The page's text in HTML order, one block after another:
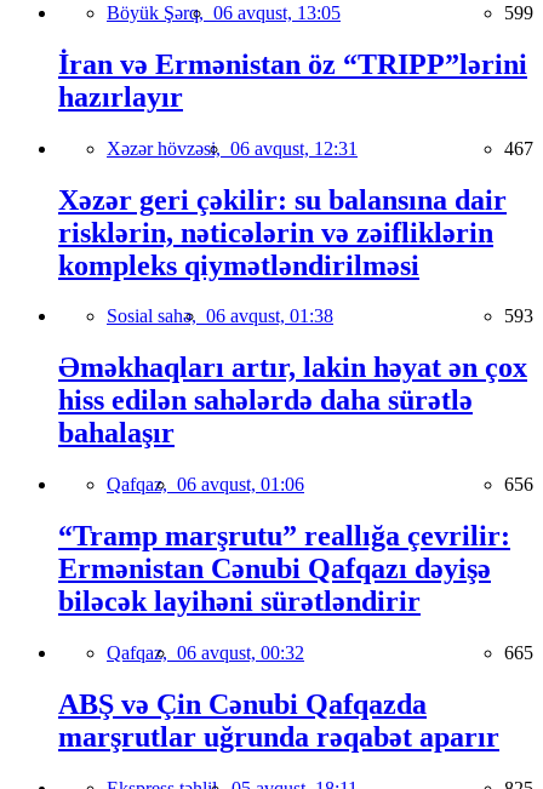
Böyük Şərq, 06 avqust, 13:05 599
İran və Ermənistan öz “TRIPP”lərini
hazırlayır
Xəzər hövzəsi, 06 avqust, 12:31 467
Xəzər geri çəkilir: su balansına dair
risklərin, nəticələrin və zəifliklərin
kompleks qiymətləndirilməsi
Sosial sahə, 06 avqust, 01:38 593
Əməkhaqları artır, lakin həyat ən çox
hiss edilən sahələrdə daha sürətlə
bahalaşır
Qafqaz, 06 avqust, 01:06 656
“Tramp marşrutu” reallığa çevrilir:
Ermənistan Cənubi Qafqazı dəyişə
biləcək layihəni sürətləndirir
Qafqaz, 06 avqust, 00:32 665
ABŞ və Çin Cənubi Qafqazda
marşrutlar uğrunda rəqabət aparır